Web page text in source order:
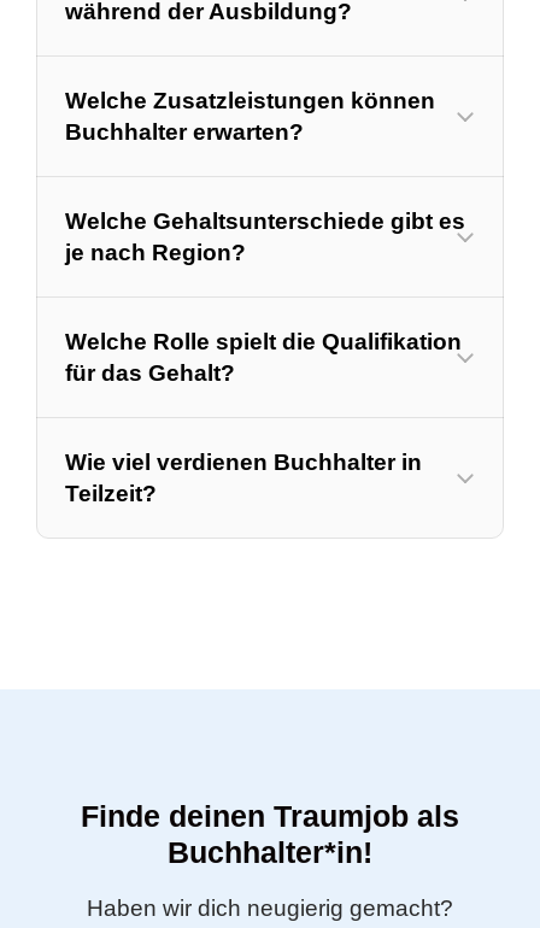
während der Ausbildung?
Welche Zusatzleistungen können
Buchhalter erwarten?
Welche Gehaltsunterschiede gibt es
je nach Region?
Welche Rolle spielt die Qualifikation
für das Gehalt?
Wie viel verdienen Buchhalter in
Teilzeit?
Finde deinen Traumjob als
Buchhalter*in!
Haben wir dich neugierig gemacht?